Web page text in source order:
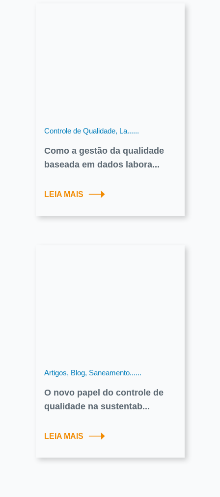
Controle de Qualidade, La......
Como a gestão da qualidade
baseada em dados labora...
LEIA MAIS
Artigos, Blog, Saneamento......
O novo papel do controle de
qualidade na sustentab...
LEIA MAIS